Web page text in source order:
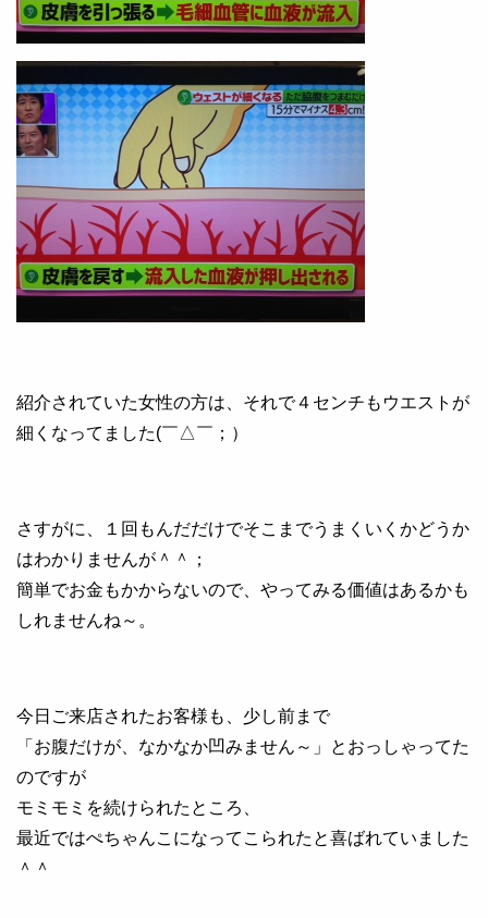
紹介されていた女性の方は、それで４センチもウエストが
細くなってました(￣△￣；）
さすがに、１回もんだだけでそこまでうまくいくかどうか
はわかりませんが＾＾；
簡単でお金もかからないので、やってみる価値はあるかも
しれませんね～。
今日ご来店されたお客様も、少し前まで
「お腹だけが、なかなか凹みません～」とおっしゃってた
のですが
モミモミを続けられたところ、
最近ではぺちゃんこになってこられたと喜ばれていました
＾＾